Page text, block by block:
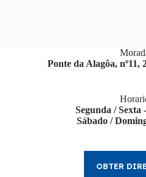
Ponte da Alagôa, nº11,
Segunda / Sexta
Sábado /
OBTER